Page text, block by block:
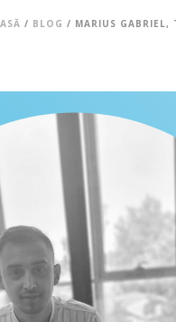
/ BLOG / MARIUS GABRIEL,